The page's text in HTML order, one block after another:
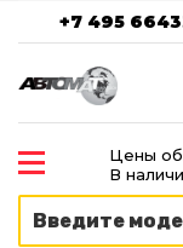
+7 495
Цены
В